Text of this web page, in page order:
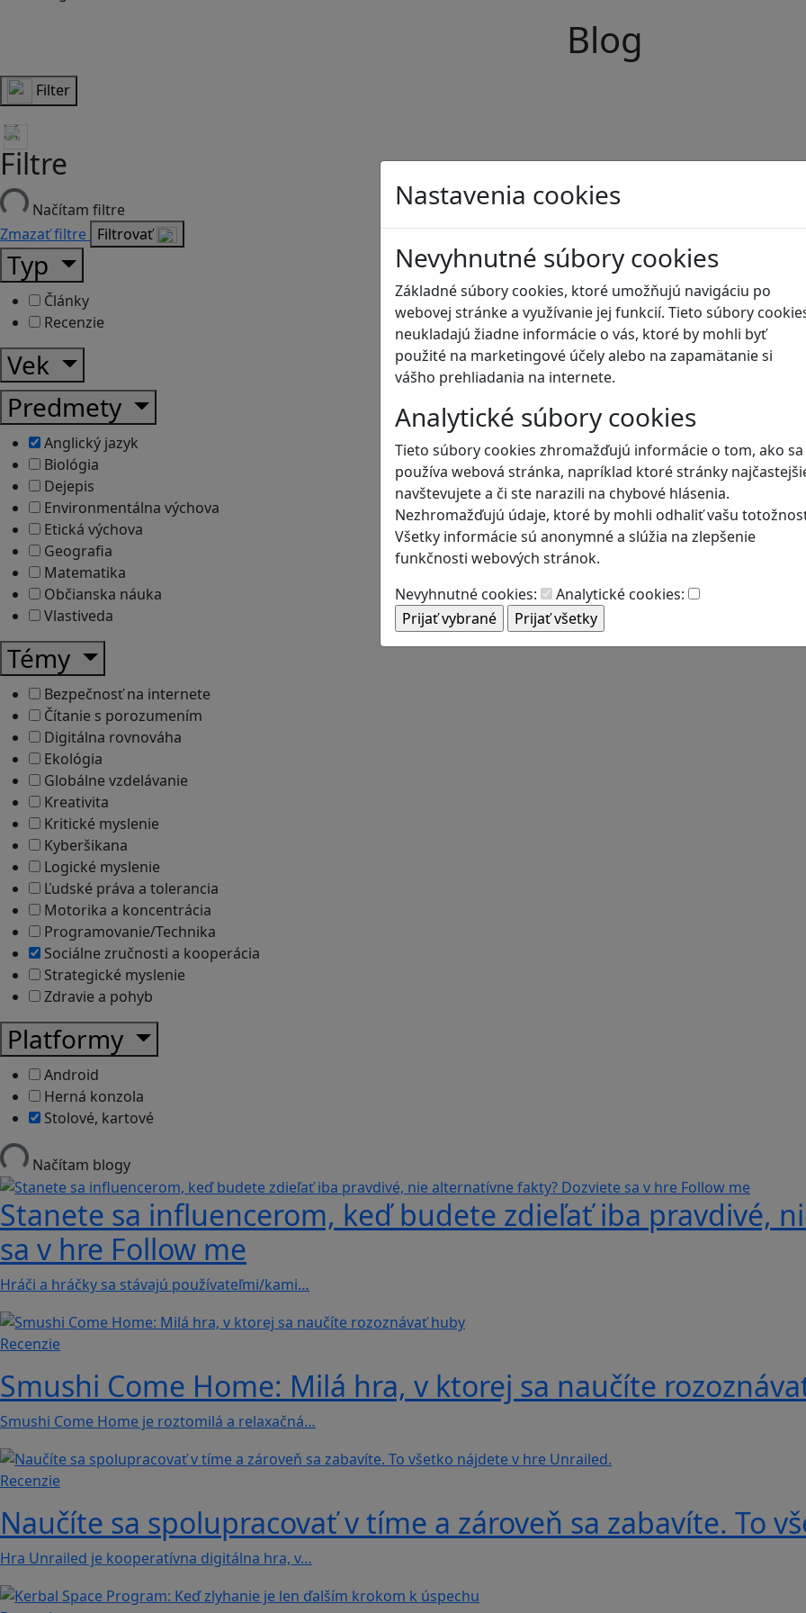
Nastavenia cookies
Nevyhnutné súbory cookies
Základné súbory cookies, ktoré umožňujú navigáciu po
webovej stránke a využívanie jej funkcií. Tieto súbory
neukladajú žiadne informácie o vás, ktoré by mohli byť
použité na marketingové účely alebo na zapamätanie si
vášho prehliadania na internete.
Analytické súbory cookies
Tieto súbory cookies zhromažďujú informácie o tom, ako sa
používa webová stránka, napríklad ktoré stránky
navštevujete a či ste narazili na chybové hlásenia.
Nezhromažďujú údaje, ktoré by mohli odhaliť vašu
Všetky informácie sú anonymné a slúžia na zlepšenie
funkčnosti webových stránok.
Nevyhnutné cookies:
Analytické cookies:
Blog
Filter
Filtre
Načítam filtre
Zmazať filtre Filtrovať
Typ
Články
Recenzie
Vek
Predmety
Anglický jazyk
Biológia
Dejepis
Environmentálna výchova
Etická výchova
Geografia
Matematika
Občianska náuka
Vlastiveda
Témy
Bezpečnosť na internete
Čítanie s porozumením
Digitálna rovnováha
Ekológia
Globálne vzdelávanie
Kreativita
Kritické myslenie
Kyberšikana
Logické myslenie
Ľudské práva a tolerancia
Motorika a koncentrácia
Programovanie/Technika
Sociálne zručnosti a kooperácia
Strategické myslenie
Zdravie a pohyb
Platformy
Android
Herná konzola
Stolové, kartové
Načítam blogy
Stanete sa influencerom, keď budete zdieľať iba pravdivé,
sa v hre Follow me
Hráči a hráčky sa stávajú používateľmi/kami…
Recenzie
Smushi Come Home: Milá hra, v ktorej sa naučíte
Smushi Come Home je roztomilá a relaxačná…
Recenzie
Naučíte sa spolupracovať v tíme a zároveň sa zabavíte. To
Hra Unrailed je kooperatívna digitálna hra, v…